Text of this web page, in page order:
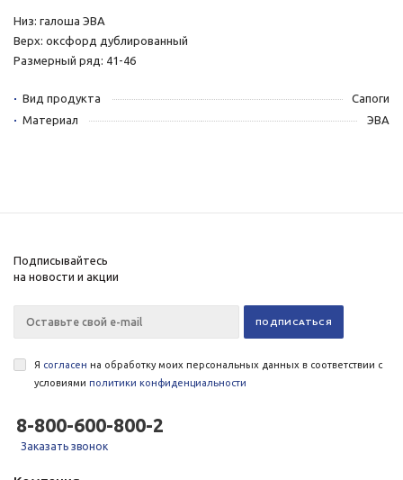
Низ: галоша ЭВА
Верх: оксфорд дублированный
Размерный ряд: 41-46
Вид продукта
Сапоги
Материал
ЭВА
Подписывайтесь
на новости и акции
Я согласен на обработку моих персональных данных в соответствии с
условиями политики конфиденциальности
8-800-600-800-2
Заказать звонок